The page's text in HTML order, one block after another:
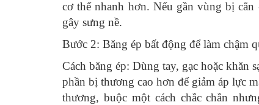
cơ thể nhanh hơn. Nếu gần vùng bị
gây sưng nề.
Bước 2: Băng ép bất động để làm chậm
Cách băng ép: Dùng tay, gạc hoặc khăn
phần bị thương cao hơn để giảm áp lực
thương, buộc một cách chắc chắn